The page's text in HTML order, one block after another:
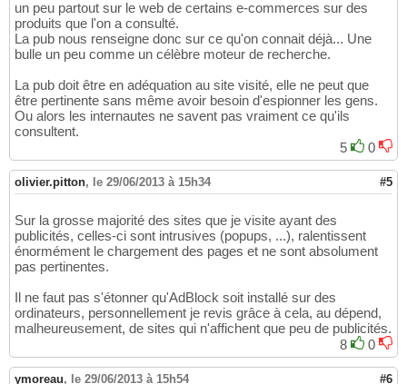
un peu partout sur le web de certains e-commerces sur des
produits que l'on a consulté.
La pub nous renseigne donc sur ce qu'on connait déjà... Une
bulle un peu comme un célèbre moteur de recherche.
La pub doit être en adéquation au site visité, elle ne peut que
être pertinente sans même avoir besoin d'espionner les gens.
Ou alors les internautes ne savent pas vraiment ce qu'ils
consultent.
5
0
olivier.pitton, le 29/06/2013 à 15h34 #5
Sur la grosse majorité des sites que je visite ayant des
publicités, celles-ci sont intrusives (popups, ...), ralentissent
énormément le chargement des pages et ne sont absolument
pas pertinentes.
Il ne faut pas s'étonner qu'AdBlock soit installé sur des
ordinateurs, personnellement je revis grâce à cela, au dépend,
malheureusement, de sites qui n'affichent que peu de publicités.
8
0
ymoreau, le 29/06/2013 à 15h54 #6